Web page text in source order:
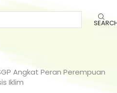
Angkat Peran Perempuan
Iklim